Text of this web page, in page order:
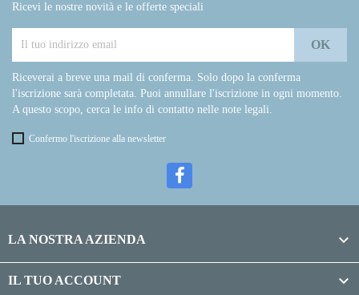
Ricevi le nostre novità e le offerte speciali
Riceverai a breve una mail di conferma. Solo dopo la conferma
l'iscrizione sarà completata. Puoi annullare l'iscrizione in ogni momento.
A questo scopo, cerca le info di contatto nelle note legali.
Confermo l'iscrizione alla newsletter
LA NOSTRA AZIENDA 
IL TUO ACCOUNT 